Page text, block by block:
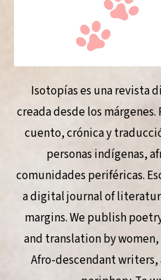
Isotopías es una revista
creada desde los
cuento, crónica y
personas indígenas,
comunidades periféricas.
a digital journal of
margins. We publish
and translation by
Afro-descendant